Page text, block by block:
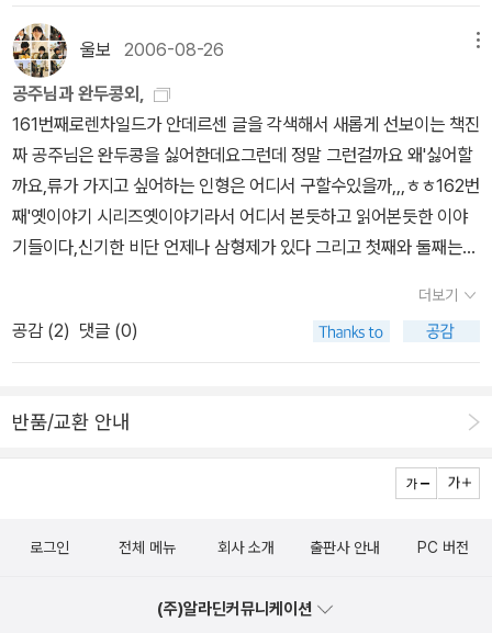
렇담, 유빈이가 열광했던 공주 그림책을 되짚어 보는 게 순서일지도
모르겠다.유빈이가 맨처음 좋아했던, 그래서 자꾸만 읽어달라고 조르
던 그림책은 <공주님과 드레스>라는 그림책이다.너무 좋아해서 결국
은 중고샵에 나온 책을 구입했었다. 파스타 궁전의 공주가 생일날 입
을 드레스를 고르는 내용이다. 그 과정에서 빨강, 주황, 노랑, 초록, 파
랑, 남색, 보라 등의 색깔을 인지할 수 있도록 도와준다. 다음 장을 넘
기면 나올 드레스의 색깔을 배경에서 떠있거나 날아가는 풍선의 색깔
로 미리 짐작해 볼 수 있다는 것도 아이에게 즐거움을 주었다. 결국 입
파티에 초대받은 사람들이 공주에게 선물한 것은?눈치빠른 사람들은
알아챘겠지만, 바로 무지개 빛 리본이 너울거리는 아름다운 드레스
다. 유빈이가 두 세살 무렵에 즐겨 읽었던, 추억의 그림책이다.<난 드
다. 제목에서 짐작할 수 있듯이 이 책도 결국 '옷'을 가지고 이야기를
는 날씨가 춥다면서 두꺼운 양말, 멜빵바지, 낙타털 외투, 에스키모 털
만나고, 엄마가 입혀준 옷들을 이용해서 눈밭에서 신나게 논다. 현실
등이 보이긴 하지만, 그래도 역시 아이는 아이만의 세계속에서 어른
것이다. ㅋㅋㅋ올 초등학생이 된 우리 아이.서서히 학교 생활에 익숙
해지는 것 같아서 하루 계획표를 짜서 아이와 즐거운 독서시간도 가
지고 독후활동도 많이 즐기고 싶다.우리 아이 뿐 아니라 그 누구도 로
렌 차일드의 책을 안 좋아하는 사람은 없을 것 같다.자연스러운 번역
때문에 작가의 개성이 고스란히 살아나는 번역본과 또 영어 원서를
비교해보는 것도 즐거운 일이 될 것 같고, 단 하나 아쉬움이 있다면 영
어 테이프가 함께 나온다면 무척 즐거울 것 같다.재미와 교훈 두 마리
의 토끼를 모두 쫓을 수 있는 멋진 동화들이 다 모여있다. 워낙 유명
한 <난 토마토 절대 안 먹어> 우리 아이는 처음에 이 책을 보면서
자신도 절대로 토마토를 안 먹겠다고 했는데... 롤라와 찰리가 나
오는 책이다. 언제나 의젓하고 동생을 잘 돌보는 오빠 찰리가 난 너
기에 난 이 책에 애정이 더욱 간다. 새로운 친구들을 많이 사귈 수
궁금하고 그래서 더욱 영어 원서로 먼저 살까 망설여지고 있다. 이
책 역시 <흔들흔들 ~ > 책과 더불어 이번에 나왔다. 아마 영어 원서
가 더 궁금해서 이 책 역시 원서로 덜컥 구입하지 않을까! 스티커
있었고, 우리 아이도 유치원 때 연극을 했었기에 각 역할 하나하나
울보 2006-08-26
공주님과 완두콩외,
161번째로렌차일드가 안데르센 글을 각색해서 새롭게 선보이는 책진
짜 공주님은 완두콩을 싫어한데요그런데 정말 그런걸까요 왜'싫어할
까요,류가 가지고 싶어하는 인형은 어디서 구할수있을까,,,ㅎㅎ162번
째'옛이야기 시리즈옛이야기라서 어디서 본듯하고 읽어본듯한 이야
기들이다,신기한 비단 언제나 삼형제가 있다 그리고 첫째와 둘째는
없다,엄마가 만든 비단을 찾아주고 행복하게 살았다는 이야기,,재미
있다 아이도 좋아한다,도서관이란곳은 책을 읽는곳입니다,그곳에서
는 조용히 해야 한다는것을 우리모두 압니다,그런데 그곳에 애완동물
리아이들에게 도서관이란곳에서는 어떻게 해야하는지를 아주 잘보여
요,이민가서 행복했을까요,참새이야기,,예전에 동화읽는 가족에서도
내아이에게 작은 에피소드 단편을 하나 읽어주었는데,그림이 없는데
많이 자란 내딸이다,우리가 흔히 볼수 있는 식물이야기그 식물이야기
더보기
공감 (2) 댓글 (0)
반품/교환 안내
로그인 전체 메뉴 회사 소개 출판사 안내 PC 버전
(주)알라딘커뮤니케이션